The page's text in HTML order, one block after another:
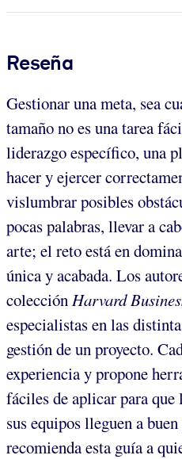
Reseña
Gestionar una meta, sea
tamaño no es una tarea
liderazgo específico, una
hacer y ejercer
vislumbrar posibles
pocas palabras, llevar a
arte; el reto está en
única y acabada. Los
colección Harvard
especialistas en las
gestión de un proyecto.
experiencia y propone
fáciles de aplicar para que
sus equipos lleguen a
recomienda esta guía a